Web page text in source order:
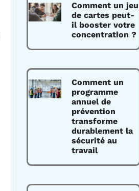
Comment un jeu
de cartes peut-
il booster votre
concentration ?
Comment un
programme
annuel de
prévention
transforme
durablement la
sécurité au
travail